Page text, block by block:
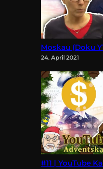
Moskau (Doku
24. April 2021
#11 | YouTube